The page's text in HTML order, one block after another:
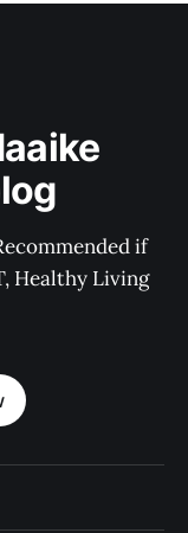
if
Healthy Living